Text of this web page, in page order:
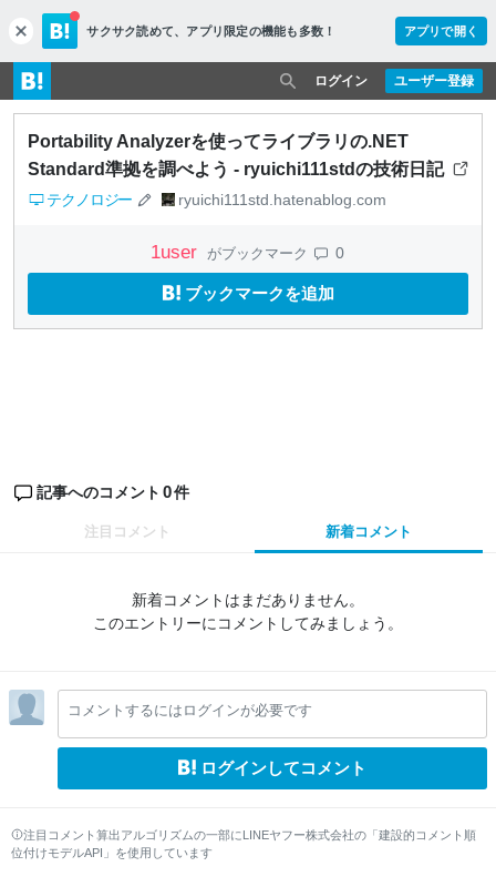
c
l
o
s
e
サクサク読めて、 アプリ限定の機能も多数！ アプリで開く
ユーザー登録
ログイン
Portability Analyzerを使ってライブラリの.NET
Standard準拠を調べよう - ryuichi111stdの技術日記
テクノロジー ryuichi111std.hatenablog.com
1user がブックマーク 0
ブックマークを追加
記事へのコメント 0件
注目コメント 新着コメント
新着コメントはまだありません。
このエントリーにコメントしてみましょう。
コメントするにはログインが必要です
ログインしてコメント
注目コメント算出アルゴリズムの一部にLINEヤフー株式会社の「建設的コメント順
位付けモデルAPI」を使用しています